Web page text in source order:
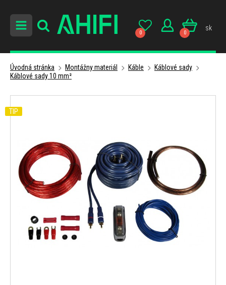
0 0
sk
Úvodná stránka Montážny materiál Káble
Káblové sady
Káblové sady 10 mm²
TIP